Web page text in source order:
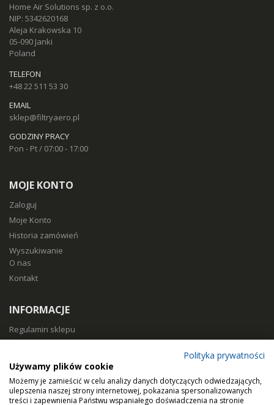
Home Air Solutions sp. z o.o.
NIP: 5342620168
Aleja Krakowska 10
05-090 Janki
Poland
TELEFON
+48 22 511 53 30
EMAIL
sklep@filtryaero.pl
GODZINY PRACY
Pon - Pt / 07:00 - 17:00
MOJE KONTO
Zaloguj
Moje Konto
Historia zamówień
Wyszukiwanie
O nas
Kontakt
INFORMACJE
Regulamin sklepu
Koszty i czas dostawy
Zwroty i reklamacje
Klasy filtracji
Polityka prywatności
Używamy plików cookie
Możemy je zamieścić w celu analizy danych dotyczących odwiedzających,
ulepszenia naszej strony internetowej, pokazania spersonalizowanych
treści i zapewnienia Państwu wspaniałego doświadczenia na stronie